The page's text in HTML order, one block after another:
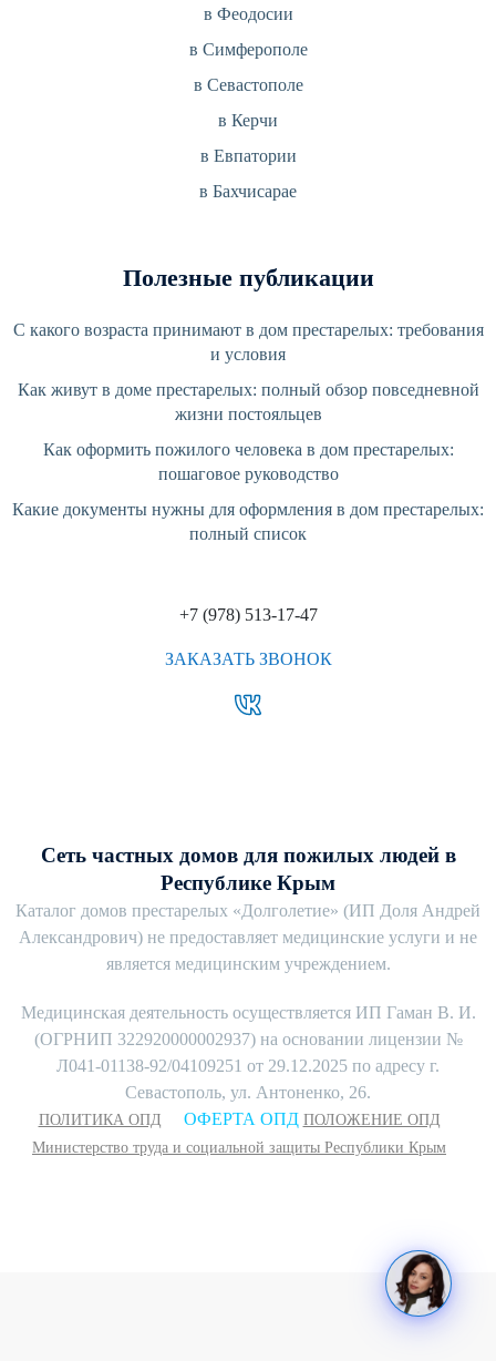
в Феодосии
в Симферополе
в Севастополе
в Керчи
в Евпатории
в Бахчисарае
Полезные публикации
С какого возраста принимают в дом престарелых: требования
и условия
Как живут в доме престарелых: полный обзор повседневной
жизни постояльцев
Как оформить пожилого человека в дом престарелых:
пошаговое руководство
Какие документы нужны для оформления в дом престарелых:
полный список
+7 (978) 513-17-47
ЗАКАЗАТЬ ЗВОНОК
Сеть частных домов для пожилых людей в
Республике Крым
Каталог домов престарелых «Долголетие» (ИП Доля Андрей
Александрович) не предоставляет медицинские услуги и не
является медицинским учреждением.
Медицинская деятельность осуществляется ИП Гаман В. И.
(ОГРНИП 322920000002937) на основании лицензии №
Л041-01138-92/04109251 от 29.12.2025 по адресу г.
Севастополь, ул. Антоненко, 26.
ПОЛИТИКА ОПД ОФЕРТА ОПД ПОЛОЖЕНИЕ ОПД
Министерство труда и социальной защиты Республики Крым